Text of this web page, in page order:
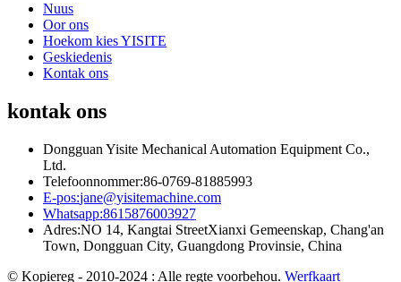
Nuus
Oor ons
Hoekom kies YISITE
Geskiedenis
Kontak ons
kontak ons
Dongguan Yisite Mechanical Automation Equipment Co.,
Ltd.
Telefoonnommer:86-0769-81885993
E-pos:jane@yisitemachine.com
Whatsapp:8615876003927
Adres:NO 14, Kangtai StreetXianxi Gemeenskap, Chang'an
Town, Dongguan City, Guangdong Provinsie, China
© Kopiereg - 2010-2024 : Alle regte voorbehou. Werfkaart